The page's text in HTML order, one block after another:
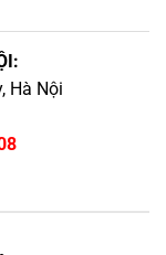
Hà Nội